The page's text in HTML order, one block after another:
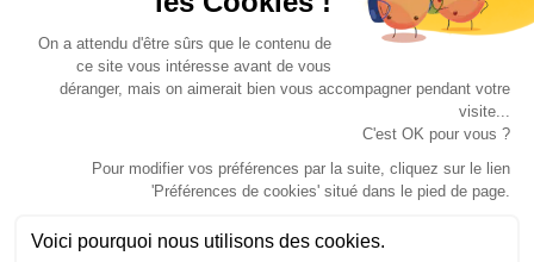
Notre société
Votre compte